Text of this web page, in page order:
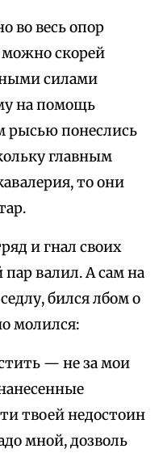
во весь опор
можно скорей
силами
на помощь
рысью понеслись
главным
то они
и гнал своих
пар валил. А сам на
бился лбом о
молился:
— не за мои
твоей недостоин
мной, дозволь